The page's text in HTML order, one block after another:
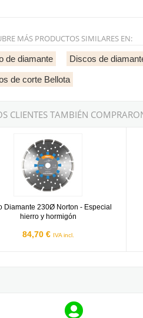
MÁS PRODUCTOS SIMILARES EN:
de diamante Discos de
de corte Bellota
CLIENTES TAMBIÉN
Diamante 230Ø Norton - Especial
hierro y hormigón
84,70 € IVA incl.